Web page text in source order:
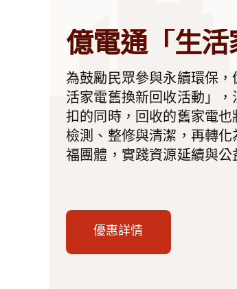
億電通「生活
為鼓勵民眾參與永續環保
活家電舊換新回收活動」
扣的同時，回收的舊家電
檢測、整修與清潔，再轉
福團體，實踐資源延續與公
優惠詳情